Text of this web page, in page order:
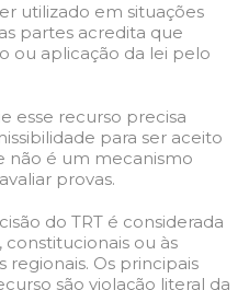
utilizado em situações
partes acredita que
ou aplicação da lei pelo
esse recurso precisa
para ser aceito
não é um mecanismo
provas.
do TRT é considerada
constitucionais ou às
regionais. Os principais
são violação literal da